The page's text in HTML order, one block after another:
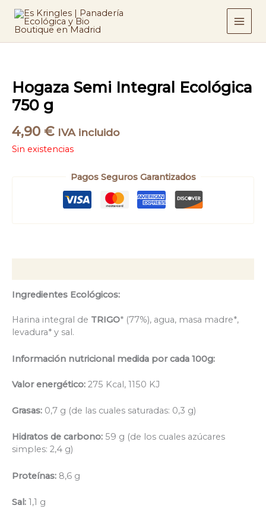
contenido
Hogaza Semi Integral Ecológica
750 g
4,90 € IVA incluido
Sin existencias
Pagos Seguros Garantizados
Ingredientes Ecológicos:
Harina integral de TRIGO* (77%), agua, masa madre*,
levadura* y sal.
Información nutricional medida por cada 100g:
Valor energético: 275 Kcal, 1150 KJ
Grasas: 0,7 g (de las cuales saturadas: 0,3 g)
Hidratos de carbono: 59 g (de los cuales azúcares
simples: 2,4 g)
Proteínas: 8,6 g
Sal: 1,1 g